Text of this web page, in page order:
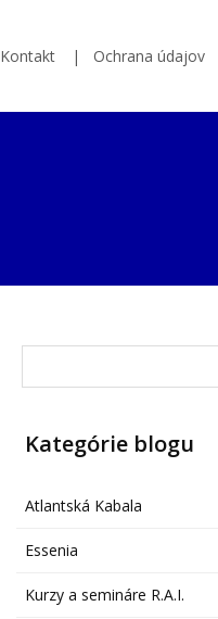
Kontakt Ochrana údajov
Kategórie blogu
Atlantská Kabala
Essenia
Kurzy a semináre R.A.I.